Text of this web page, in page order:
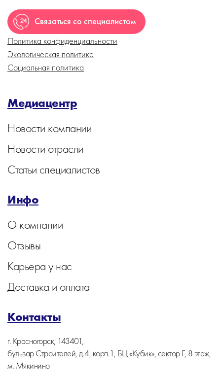
Связаться со специалистом
Политика конфиденциальности
Экологическая политика
Социальная политика
Медиацентр
Новости компании
Новости отрасли
Статьи специалистов
Инфо
О компании
Отзывы
Карьера у нас
Доставка и оплата
Контакты
г. Красногорск, 143401,
бульвар Строителей, д.4, корп.1, БЦ «Кубик», сектор Г, 8 этаж,
м. Мякинино